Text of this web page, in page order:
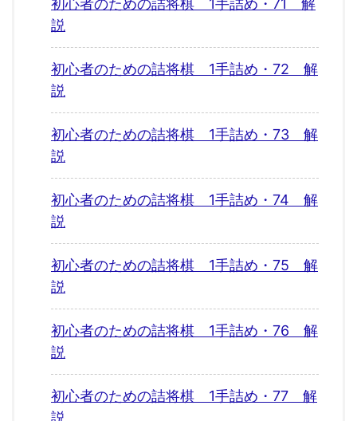
初心者のための詰将棋 1手詰め・71 解
説
初心者のための詰将棋 1手詰め・72 解
説
初心者のための詰将棋 1手詰め・73 解
説
初心者のための詰将棋 1手詰め・74 解
説
初心者のための詰将棋 1手詰め・75 解
説
初心者のための詰将棋 1手詰め・76 解
説
初心者のための詰将棋 1手詰め・77 解
説